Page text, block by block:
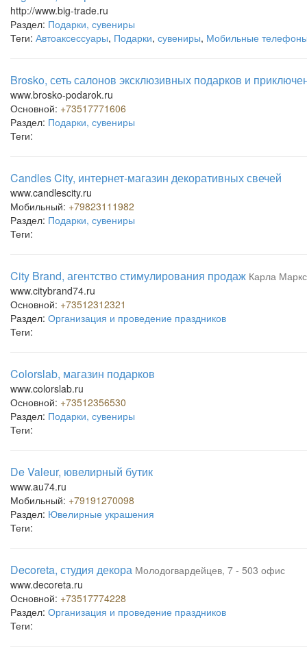
http://www.big-trade.ru
Раздел: Подарки, сувениры
Теги: Автоаксессуары, Подарки, сувениры, Мобильные
Brosko, сеть салонов эксклюзивных подарков и
www.brosko-podarok.ru
Основной: +73517771606
Раздел: Подарки, сувениры
Теги:
Candles City, интернет-магазин декоративных свечей
www.candlescity.ru
Мобильный: +79823111982
Раздел: Подарки, сувениры
Теги:
City Brand, агентство стимулирования продаж Карла
www.citybrand74.ru
Основной: +73512312321
Раздел: Организация и проведение праздников
Теги:
Colorslab, магазин подарков
www.colorslab.ru
Основной: +73512356530
Раздел: Подарки, сувениры
Теги:
De Valeur, ювелирный бутик
www.au74.ru
Мобильный: +79191270098
Раздел: Ювелирные украшения
Теги:
Decoreta, студия декора Молодогвардейцев, 7 - 503 офис
www.decoreta.ru
Основной: +73517774228
Раздел: Организация и проведение праздников
Теги: